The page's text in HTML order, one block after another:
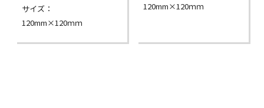
サイズ：
120mm×120ｍｍ
120mm×120ｍｍ